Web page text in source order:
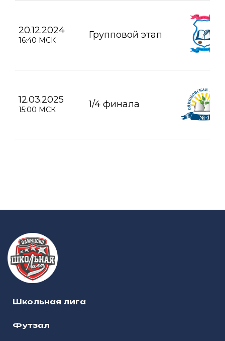
20.12.2024
16:40 МСК Групповой этап
12.03.2025
15:00 МСК 1/4 финала
Школьная лига
Футзал